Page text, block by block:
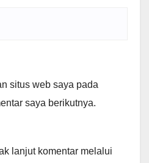
situs web saya pada
saya berikutnya.
lanjut komentar melalui